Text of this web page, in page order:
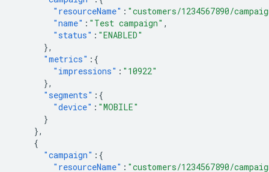
"resourceName" : "customers/1234567890/
"name" : "Test campaign" ,
"status" : "ENABLED"
},
"metrics" :{
"impressions" : "10922"
},
"segments" :{
"device" : "MOBILE"
}
},
{
"campaign" :{
"resourceName" : "customers/1234567890/